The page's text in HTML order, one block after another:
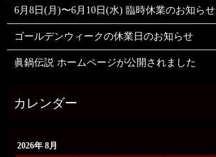
6月8日(月)〜6月10日(水) 臨時休業のお知らせ
ゴールデンウィークの休業日のお知らせ
眞鍋伝説 ホームページが公開されました
2026年 8月